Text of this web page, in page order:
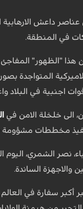
داعش الارهابية
في المنطقة.
هذا "الظهور"
المتواجدة
في البلاد
الى خلخلة الامن في
مخططات
والاجهزة الساندة.
أكبر سفارة في